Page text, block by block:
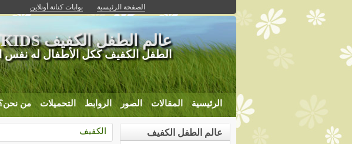
الصفحة الرئيسية بوابات كنانة أونلاين
عالم الطفل الكفيف BLIND KIDS
الطفل الكفيف ككل الأطفال له نفس
الرئيسية المقالات الصور الروابط التحميلات من
الكفيف
عالم الطفل الكفيف